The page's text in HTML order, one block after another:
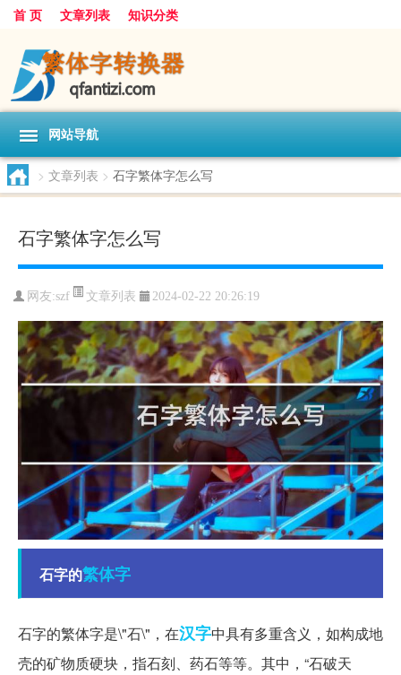
首 页 文章列表 知识分类
网站导航
> 文章列表 > 石字繁体字怎么写
石字繁体字怎么写
网友:szf 文章列表 2024-02-22 20:26:19
石字的繁体字
石字的繁体字是\"石\"，在汉字中具有多重含义，如构成地
壳的矿物质硬块，指石刻、药石等等。其中，“石破天